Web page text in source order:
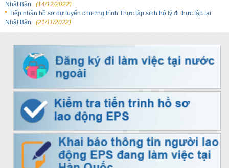
Nhật Bản
(14/12/2022)
Tiếp nhận hồ sơ dự tuyển chương trình Thực tập sinh hộ lý đi thực tập tại
Nhật Bản
(21/11/2022)